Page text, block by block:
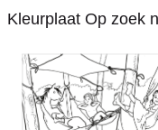
Kleurplaat Op zoek